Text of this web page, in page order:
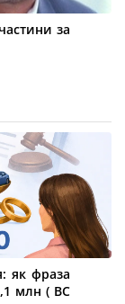
за
як фраза
млн ( ВС